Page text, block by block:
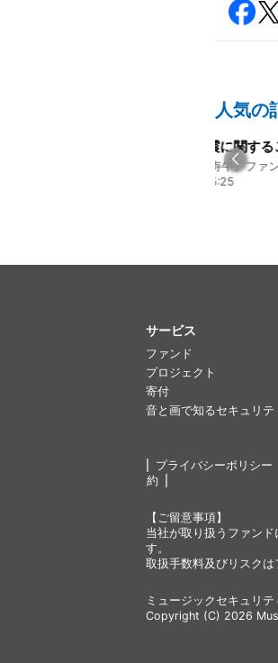
人気の
2026年7月30日 15:25
サービス
ファンド
プロジェクト
寄付
音と画で知るセキュリテ
プライバシーポリシー
約
【ご留意事項】
当社が取り扱うファン
す。
取扱手数料及びリスク
ミュージックセキュリ
Copyright (C) 2026